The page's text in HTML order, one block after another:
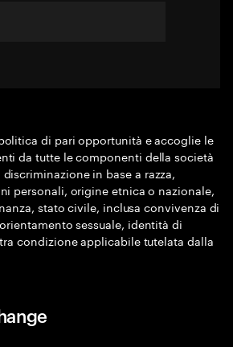
di pari opportunità e accoglie le
da tutte le componenti della società
in base a razza,
personali, origine etnica o nazionale,
stato civile, inclusa convivenza di
sessuale, identità di
condizione applicabile tutelata dalla